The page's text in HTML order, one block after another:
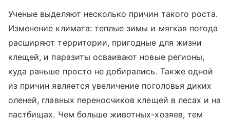
Ученые выделяют несколько причин такого роста.
Изменение климата: теплые зимы и мягкая погода
расширяют территории, пригодные для жизни
клещей, и паразиты осваивают новые регионы,
куда раньше просто не добирались. Также одной
из причин является увеличение поголовья диких
оленей, главных переносчиков клещей в лесах и на
пастбищах. Чем больше животных-хозяев, тем